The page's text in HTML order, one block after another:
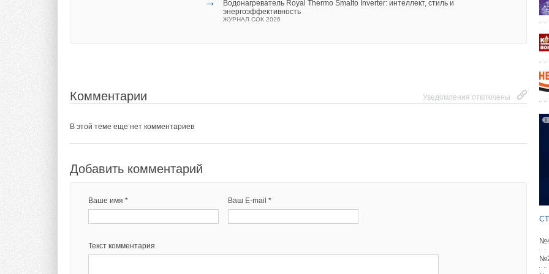
Водонагреватель Royal Thermo Smalto Inverter: интеллект, стиль и
энергоэффективность
ЖУРНАЛ СОК 2026
Уведомления отключены
Комментарии
В этой теме еще нет комментариев
Добавить комментарий
Ваше имя * Ваш E-mail *
Текст комментария